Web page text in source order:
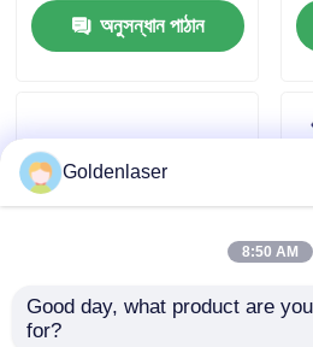
কারখানা ভ্রমণ
যোগাযোগ করুন
উদ্ধৃতির জন্য আবেদন
অনুসন্ধান পাঠান
হাইড্রাফেসিয়াল মেশিন দিয়ে
Goldenlaser
8:50 AM
Good day, what product are
for?